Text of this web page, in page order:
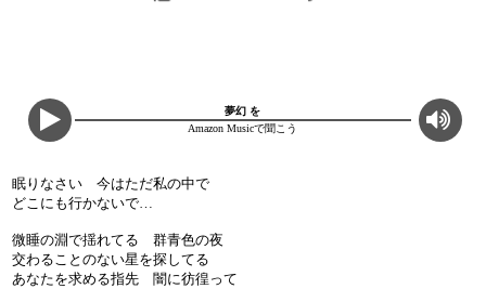
夢幻 を
Amazon Musicで聞こう
眠りなさい 今はただ私の中で
どこにも行かないで…
微睡の淵で揺れてる 群青色の夜
交わることのない星を探してる
あなたを求める指先 闇に彷徨って